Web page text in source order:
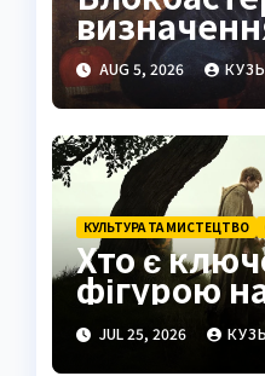
сучасне
AUG 5, 2026
КУЛЬТУРА ТА МИСТЕЦТВО
Хто є
фігурою
JUL 25, 2026